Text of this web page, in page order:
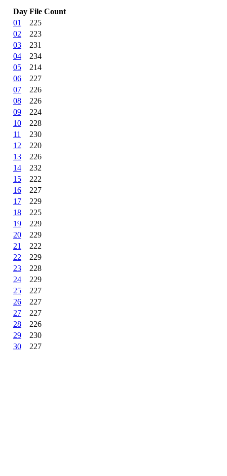
Day File Count
01
225
02
223
03
231
04
234
05
214
06
227
07
226
08
226
09
224
10
228
11
230
12
220
13
226
14
232
15
222
16
227
17
229
18
225
19
229
20
229
21
222
22
229
23
228
24
229
25
227
26
227
27
227
28
226
29
230
30
227